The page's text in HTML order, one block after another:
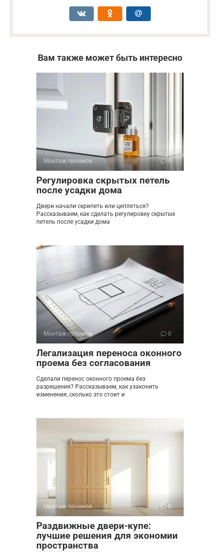
Вам также может быть интересно
Монтаж проемов 0
Регулировка скрытых петель
после усадки дома
Двери начали скрипеть или цепляться?
Рассказываем, как сделать регулировку скрытых
петель после усадки дома
Монтаж проемов 0
Легализация переноса оконного
проема без согласования
Сделали перенос оконного проема без
разрешения? Рассказываем, как узаконить
изменения, сколько это стоит и
Монтаж проемов 0
Раздвижные двери-купе:
лучшие решения для экономии
пространства